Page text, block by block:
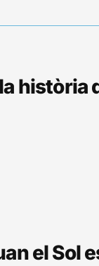
el Sol